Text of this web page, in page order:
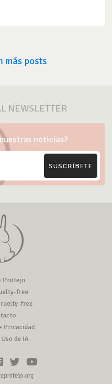
más posts
NEWSLETTER
noticias?
SUSCRÍBETE
Protejo
free
free
Privacidad
de IA